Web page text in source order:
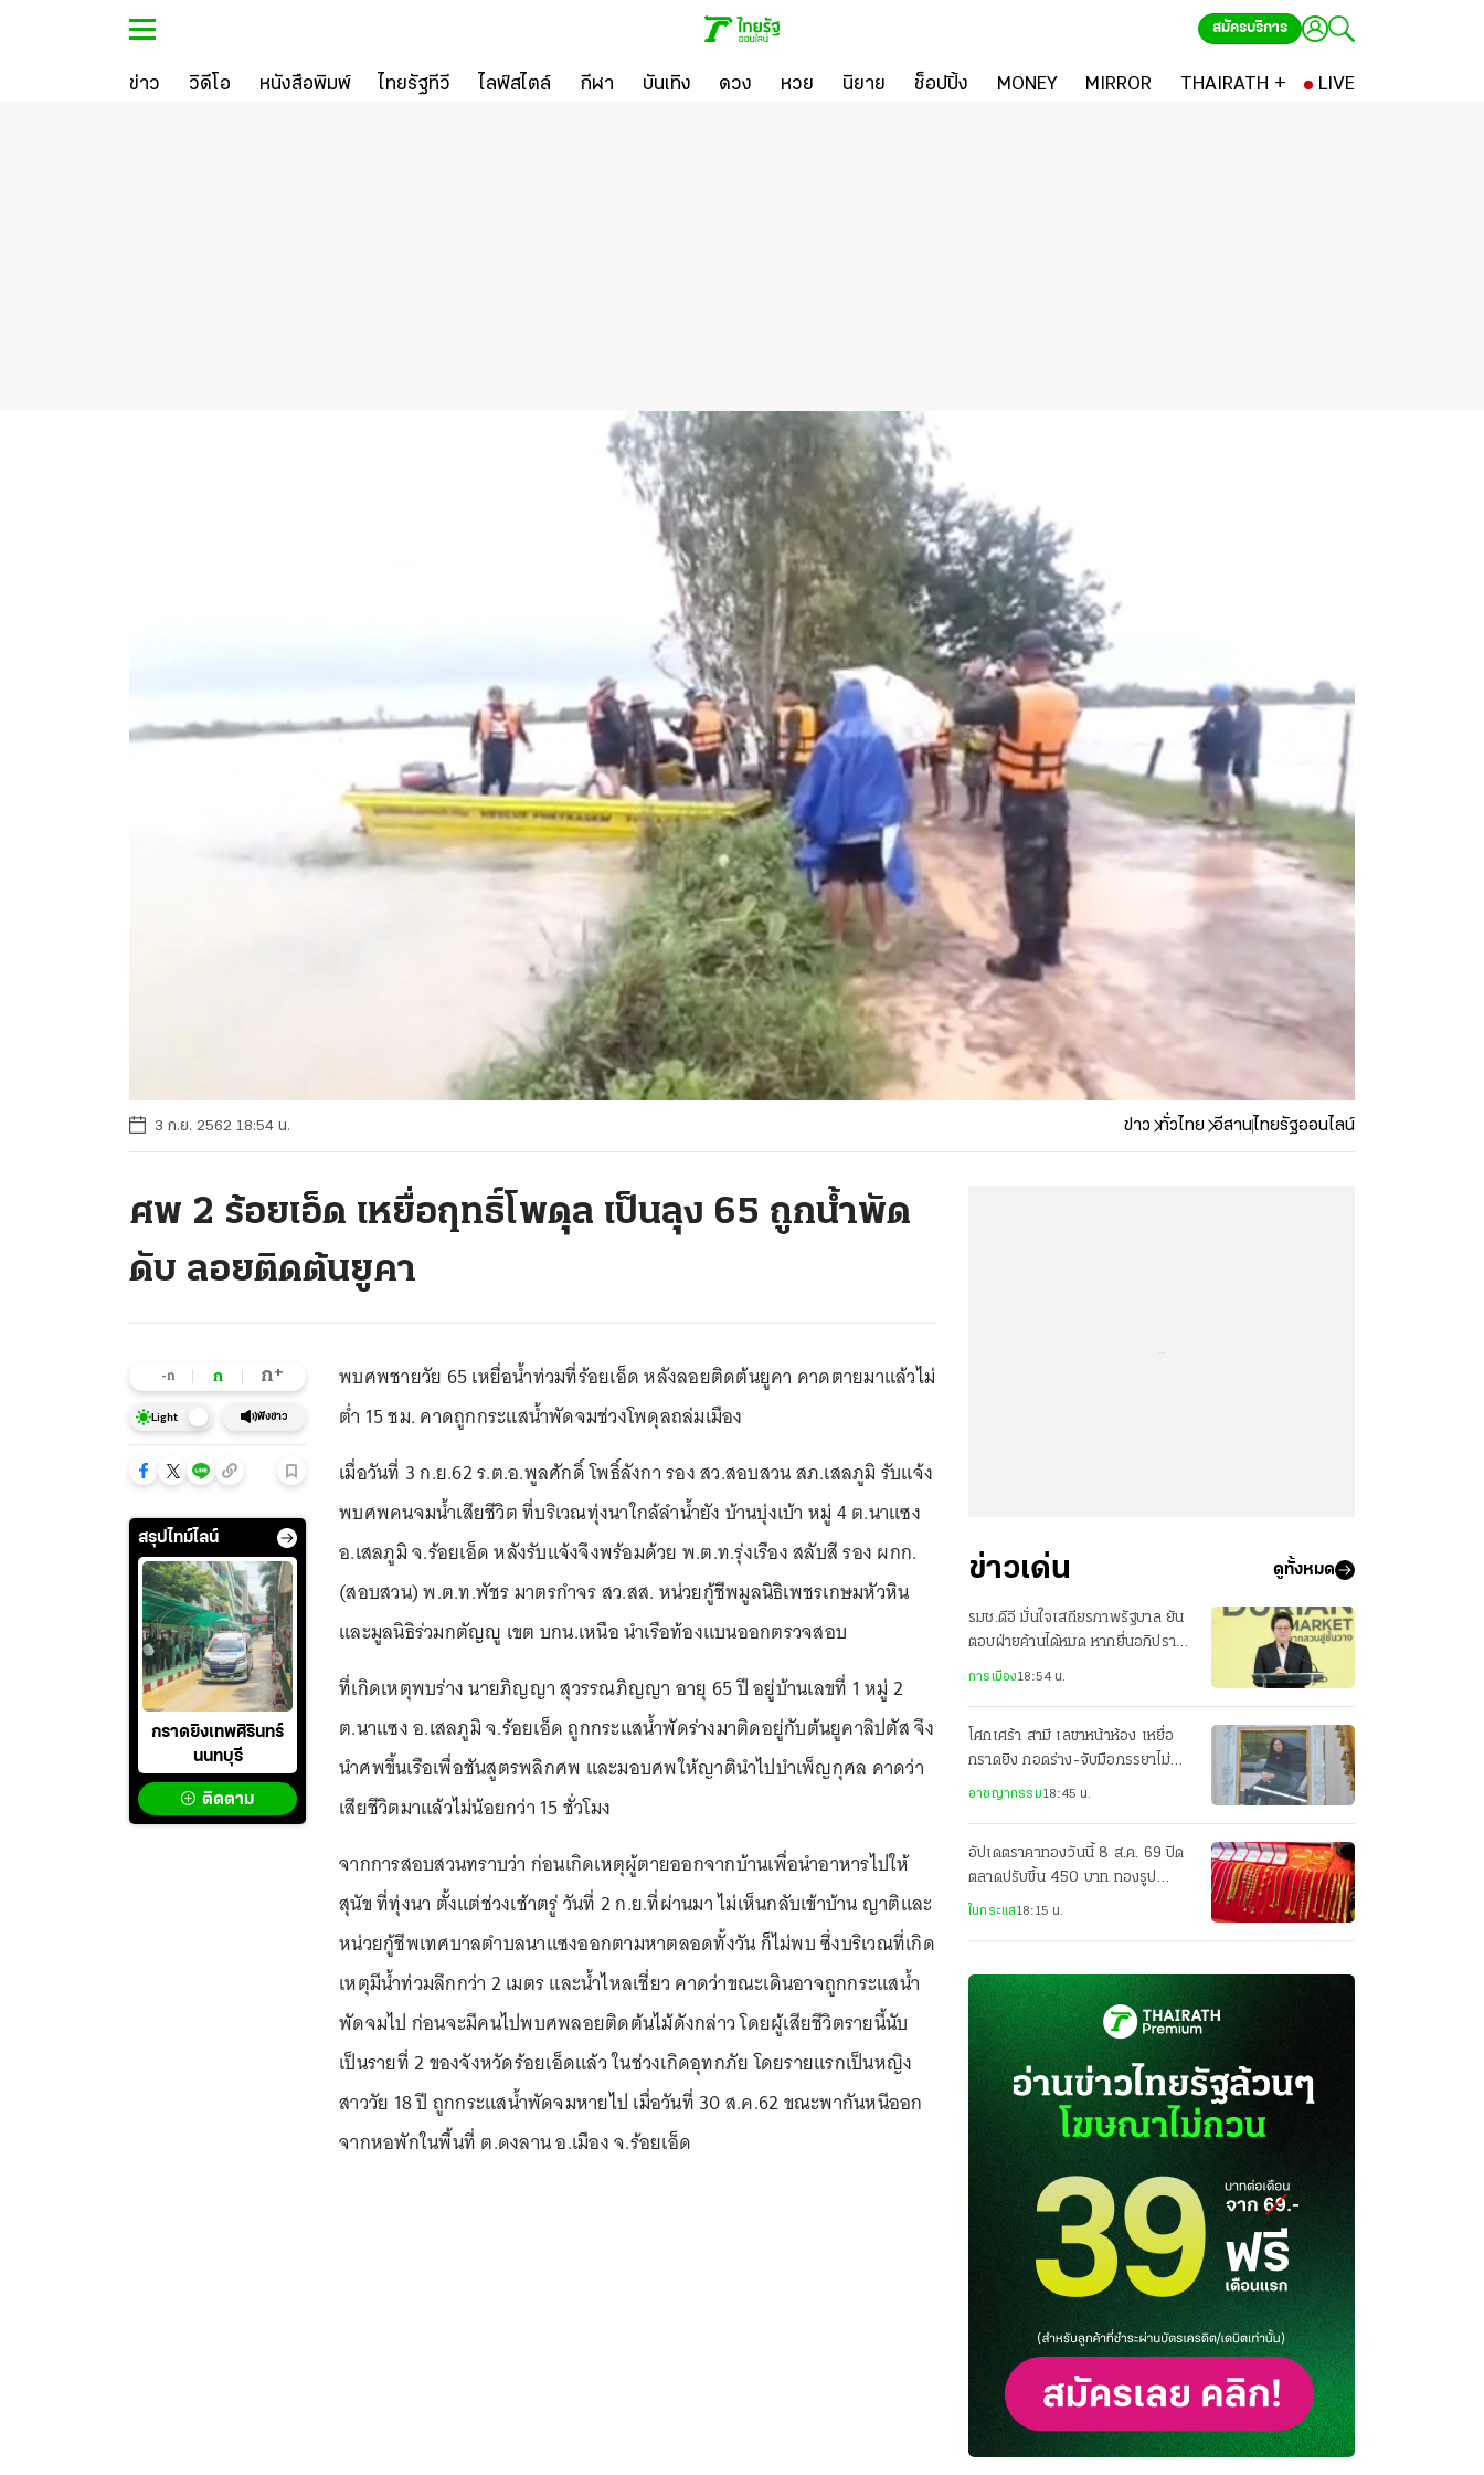
สมัครบริการ
ข่าว วิดีโอ หนังสือพิมพ์ ไทยรัฐทีวี ไลฟ์สไตล์ กีฬา บันเทิง ดวง หวย นิยาย ช็อปปิ้ง MONEY MIRROR THAIRATH + LIVE
3 ก.ย. 2562 18:54 น. ข่าว ทั่วไทย อีสานไทยรัฐออนไลน์
ศพ 2 ร้อยเอ็ด เหยื่อฤทธิ์โพดุล เป็นลุง 65 ถูกน้ำพัด
ดับ ลอยติดต้นยูคา
-ก ก ก+
Light ฟังข่าว
สรุปไทม์ไลน์
กราดยิงเทพศิรินทร์
นนทบุรี
ติดตาม
พบศพชายวัย 65 เหยื่อน้ำท่วมที่ร้อยเอ็ด หลังลอยติดต้นยูคา คาดตายมาแล้วไม่
ต่ำ 15 ชม. คาดถูกกระแสน้ำพัดจมช่วงโพดุลถล่มเมือง
เมื่อวันที่ 3 ก.ย.62 ร.ต.อ.พูลศักดิ์ โพธิ์ลังกา รอง สว.สอบสวน สภ.เสลภูมิ รับแจ้ง
พบศพคนจมน้ำเสียชีวิต ที่บริเวณทุ่งนาใกล้ลำน้ำยัง บ้านบุ่งเบ้า หมู่ 4 ต.นาแซง
อ.เสลภูมิ จ.ร้อยเอ็ด หลังรับแจ้งจึงพร้อมด้วย พ.ต.ท.รุ่งเรือง สลับสี รอง ผกก.
(สอบสวน) พ.ต.ท.พัชร มาตรกำจร สว.สส. หน่วยกู้ชีพมูลนิธิเพชรเกษมหัวหิน
และมูลนิธิร่วมกตัญญู เขต บกน.เหนือ นำเรือท้องแบนออกตรวจสอบ
ที่เกิดเหตุพบร่าง นายภิญญา สุวรรณภิญญา อายุ 65 ปี อยู่บ้านเลขที่ 1 หมู่ 2
ต.นาแซง อ.เสลภูมิ จ.ร้อยเอ็ด ถูกกระแสน้ำพัดร่างมาติดอยู่กับต้นยูคาลิปตัส จึง
นำศพขึ้นเรือเพื่อชันสูตรพลิกศพ และมอบศพให้ญาตินำไปบำเพ็ญกุศล คาดว่า
เสียชีวิตมาแล้วไม่น้อยกว่า 15 ชั่วโมง
จากการสอบสวนทราบว่า ก่อนเกิดเหตุผู้ตายออกจากบ้านเพื่อนำอาหารไปให้
สุนัข ที่ทุ่งนา ตั้งแต่ช่วงเช้าตรู่ วันที่ 2 ก.ย.ที่ผ่านมา ไม่เห็นกลับเข้าบ้าน ญาติและ
หน่วยกู้ชีพเทศบาลตำบลนาแซงออกตามหาตลอดทั้งวัน ก็ไม่พบ ซึ่งบริเวณที่เกิด
เหตุมีน้ำท่วมลึกกว่า 2 เมตร และน้ำไหลเชี่ยว คาดว่าขณะเดินอาจถูกกระแสน้ำ
พัดจมไป ก่อนจะมีคนไปพบศพลอยติดต้นไม้ดังกล่าว โดยผู้เสียชีวิตรายนี้นับ
เป็นรายที่ 2 ของจังหวัดร้อยเอ็ดแล้ว ในช่วงเกิดอุทกภัย โดยรายแรกเป็นหญิง
สาววัย 18 ปี ถูกกระแสน้ำพัดจมหายไป เมื่อวันที่ 30 ส.ค.62 ขณะพากันหนีออก
จากหอพักในพื้นที่ ต.ดงลาน อ.เมือง จ.ร้อยเอ็ด
ข่าวเด่น ดูทั้งหมด
รมช.ดีอี มั่นใจเสถียรภาพรัฐบาล ยัน
ตอบฝ่ายค้านได้หมด หากยื่นอภิปราย
ไม่ไว้วางใจ
การเมือง18:54 น.
โศกเศร้า สามี เลขาหน้าห้อง เหยื่อ
กราดยิง กอดร่าง-จับมือภรรยาไม่
อาชญากรรม18:45 น.
อัปเดตราคาทองวันนี้ 8 ส.ค. 69 ปิด
ตลาดปรับขึ้น 450 บาท ทองรูป
พรรณขาย 68,650 บาท
ในกระแส18:15 น.